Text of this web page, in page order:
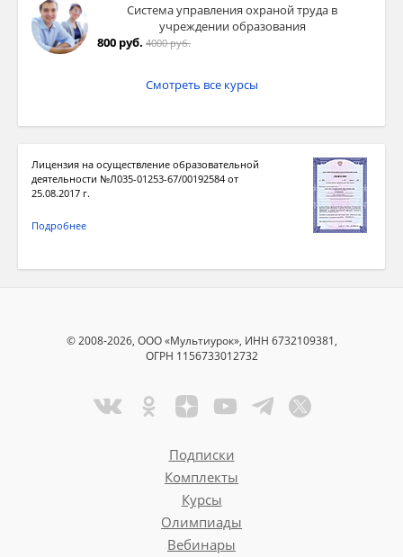
Система управления охраной труда в
учреждении образования
800 руб. 4000 руб.
Смотреть все курсы
Лицензия на осуществление образовательной
деятельности №Л035-01253-67/00192584 от
25.08.2017 г.
Подробнее
© 2008-2026, ООО «Мультиурок», ИНН 6732109381,
ОГРН 1156733012732
Подписки
Комплекты
Курсы
Олимпиады
Вебинары